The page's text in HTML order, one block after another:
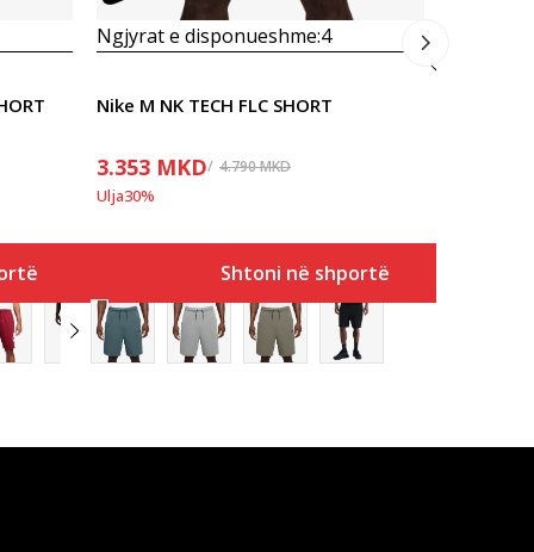
Ngjyrat e disponueshme:4
Nike M NK TECH FLC SHORT
3.353 MKD 4.790MKD
Ulja30%
Shtoni në shportë